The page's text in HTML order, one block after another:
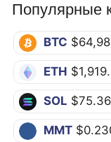
Популярные
BTC
ETH
SOL $75.36
MMT